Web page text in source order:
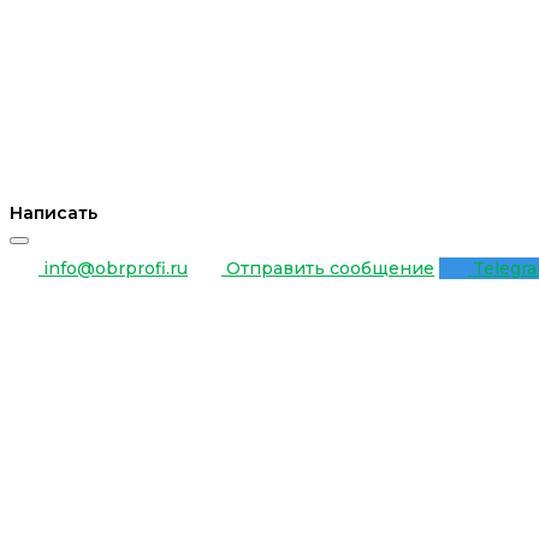
Написать
info@obrprofi.ru Отправить сообщение